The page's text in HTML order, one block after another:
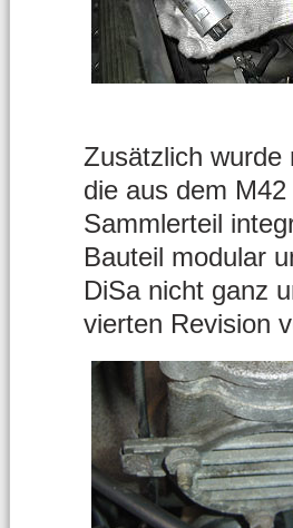
Zusätzlich wurde
die aus dem
Sammlerteil
Bauteil modular
DiSa nicht ganz
vierten Revision